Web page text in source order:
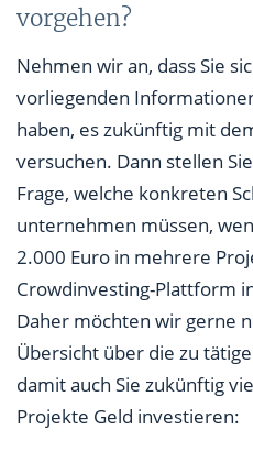
vorgehen?
Nehmen wir an, dass Sie
vorliegenden
haben, es zukünftig mit
versuchen. Dann stellen
Frage, welche konkreten
unternehmen müssen,
2.000 Euro in mehrere
Crowdinvesting-Plattform
Daher möchten wir gerne
Übersicht über die zu
damit auch Sie zukünftig
Projekte Geld investieren: